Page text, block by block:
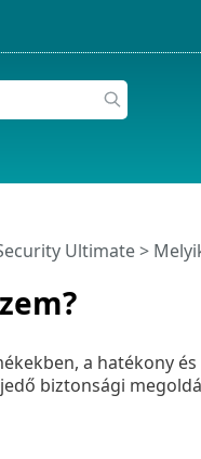
Ultimate>
a hatékony
biztonsági